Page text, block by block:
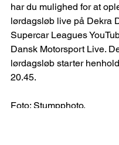
har du mulighed for at
lørdagsløb live på Dekra
Supercar Leagues
Dansk Motorsport Live.
lørdagsløb starter
20.45.
Foto: Stumpphoto.